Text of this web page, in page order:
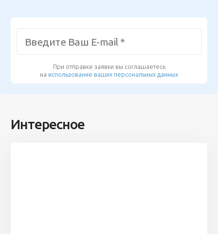
При отправке заявки вы соглашаетесь
на использование ваших персональных данных
Интересное